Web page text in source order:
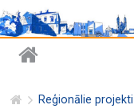
Reģionālie projekti